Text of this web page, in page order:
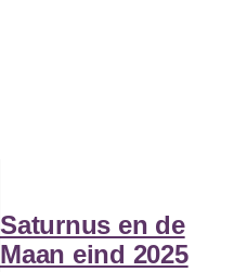
Saturnus en de
Maan eind 2025